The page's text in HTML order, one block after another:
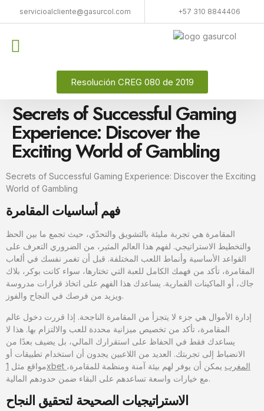
servicioalcliente@gasurcol.com +57 310 8844406
Resolución CREG 080 de 2019
Secrets of Successful Gaming
Experience: Discover the
Exciting World of Gambling
Secrets of Successful Gaming Experience: Discover the Exciting
World of Gambling
فهم أساسيات المقامرة
المقامرة هي تجربة مليئة بالتشويق والتحدّي، حيث تجمع ما بين الحظ
والتخطيط الاستراتيجي. لفهم هذا العالم المثير، من الضروري التعرف على
القواعد الأساسية وأنماط اللعب المختلفة. قبل أن تغمر نفسك في ألعاب
المقامرة، تأكد من فهمك الكامل للعبة التي تختارها، سواء كانت بوكر، بلاك
جاك، أو الماكينات القمارية. يساعدك هذا الفهم على اتخاذ قرارات مدروسة
ويزيد من فرصك في النجاح والفوز.
إدارة الأموال هي جزء لا يتجزأ من المقامرة الناجحة. إذا قررت دخول عالم
المقامرة، تأكد من تخصيص ميزانية محددة للعب والالتزام بها. هذا لا
يساعدك فقط في الحفاظ على استقرارك المالي، بل يضيف بعدًا من
الانضباط إلى تجربتك. العديد من اللاعبين يجدون أن استخدام تطبيقات أو
مواقع مثل
1xbet المغرب يمكن أن يوفر لهم بيئة آمنة ومنظمة للمقامرة،
مع خيارات واسعة تساعدهم على البقاء ضمن حدودهم المالية.
الاستراتيجيات الصحيحة لتحقيق النجاح